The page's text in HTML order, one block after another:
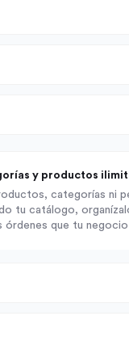
y productos
categorías ni
tu catálogo,
órdenes que tu negocio